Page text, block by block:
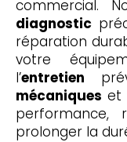
commercial.
diagnostic
réparation
votre
l’entretien
mécaniques et
performance,
prolonger la